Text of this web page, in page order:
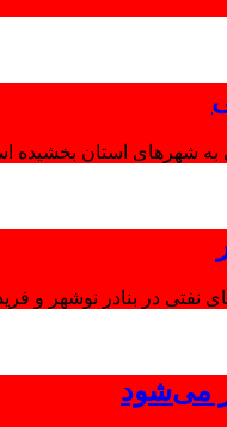
به شهرهای استان بخشیده
نفتی در بنادر نوشهر و
می‌شود